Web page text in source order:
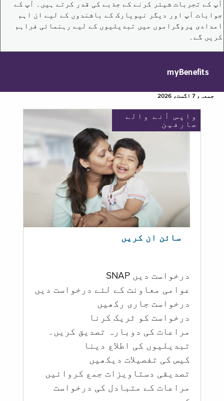
آپ کے تجربات شیئر کرنے کے جذبے کی قدر کرتے ہیں۔ آپ کے
جوابات آپ اور دیگر نیویارک کے باشندوں کے لیے ان اہم
امدادی پروگراموں میں تبدیلیوں کے لیے رہنمائی فراہم
کریں گے۔
myBenefits
جمعہ، 7 اگست، 2026
واپس آنے والے
صارفین
سائن ان کریں
درخواست دیں SNAP
عوامی معاونت کے لئے درخواست دیں
درخواست جاری رکھیں
درخواست کو ٹریک کرنا
مراعات کی دوبارہ تصدیق کریں۔
تبدیلیوں کی اطلاع دینا
کیس کی تفصیلات دیکھیں
تصدیقی دستاویزات جمع کروائیں
مراعات کے متبادل کی درخواست